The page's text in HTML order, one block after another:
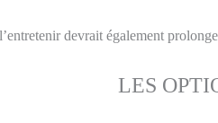
devrait également
LES